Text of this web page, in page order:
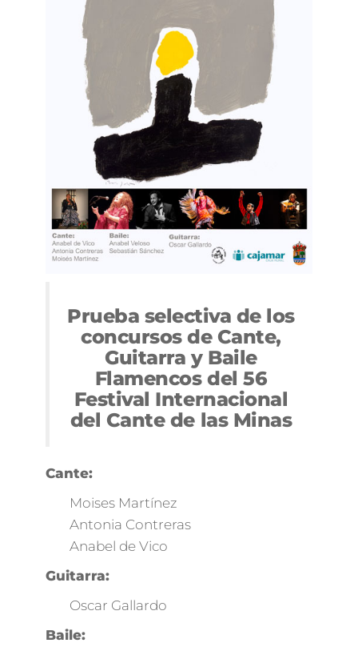
Prueba selectiva de los
concursos de Cante,
Guitarra y Baile
Flamencos del 56
Festival Internacional
del Cante de las Minas
Cante:
Moises Martínez
Antonia Contreras
Anabel de Vico
Guitarra:
Oscar Gallardo
Baile: